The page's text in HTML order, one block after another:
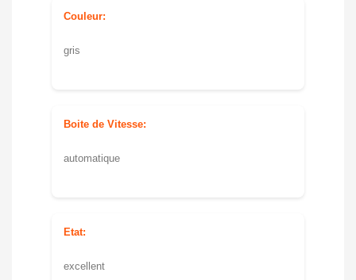
Couleur:
gris
Boite de Vitesse:
automatique
Etat:
excellent